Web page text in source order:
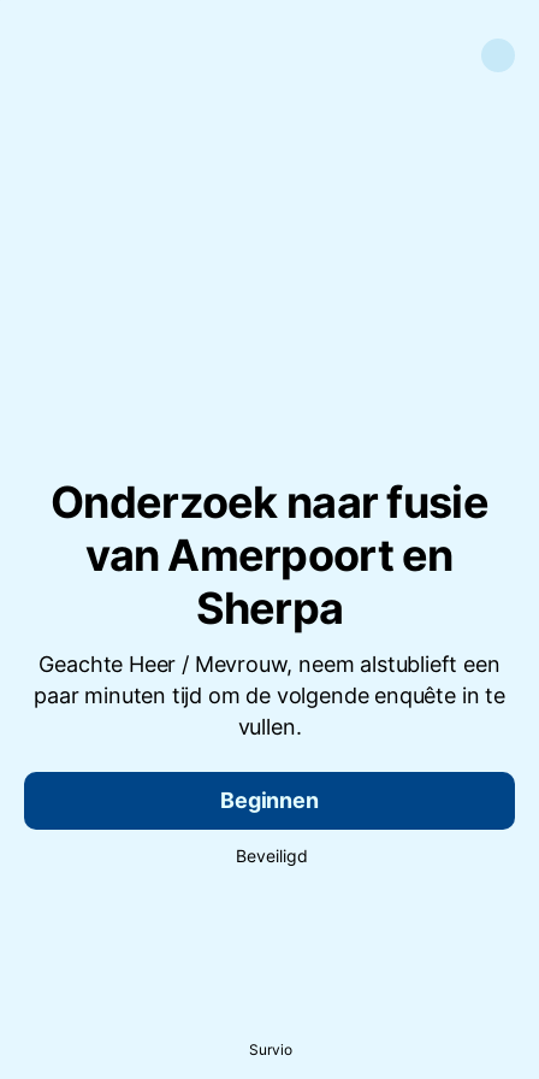
Onderzoek naar fusie
van Amerpoort en
Sherpa
Geachte Heer / Mevrouw, neem alstublieft een
paar minuten tijd om de volgende enquête in te
vullen.
Beginnen
Beveiligd
Survio